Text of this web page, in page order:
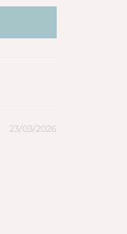
23/03/2026